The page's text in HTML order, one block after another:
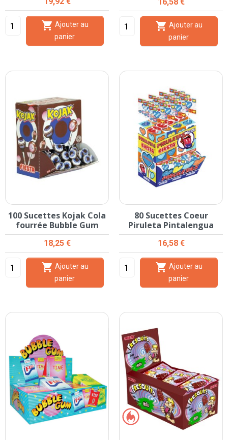

panier

panier
100 Sucettes Kojak Cola
fourrée Bubble Gum
Prix
18,25 €

panier
80 Sucettes Coeur
Piruleta Pintalengua
Prix
16,58 €

panier